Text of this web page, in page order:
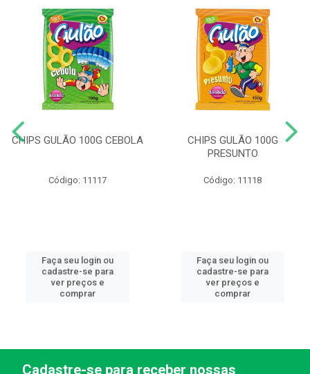
CHIPS GULÃO 100G CEBOLA
Código: 11117
Faça seu login ou
cadastre-se para
ver preços e
comprar
CHIPS GULÃO 100G
PRESUNTO
Código: 11118
Faça seu login ou
cadastre-se para
ver preços e
comprar
Cadastre-se para receber nossas